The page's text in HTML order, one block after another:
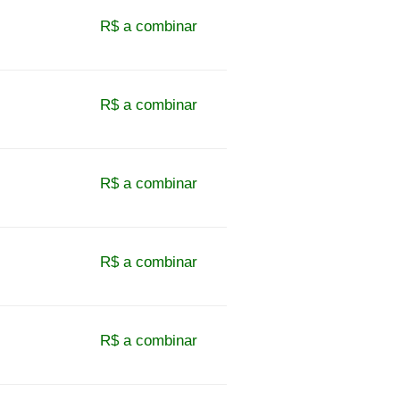
R$ a combinar
R$ a combinar
R$ a combinar
R$ a combinar
R$ a combinar